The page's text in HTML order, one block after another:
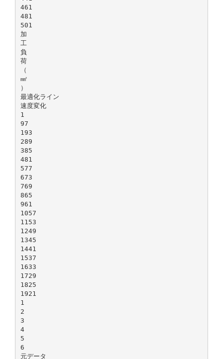
461
481
501
加
工
負
荷
（
㎣
）
最適化ライン
速度変化
1
97
193
289
385
481
577
673
769
865
961
1057
1153
1249
1345
1441
1537
1633
1729
1825
1921
1
2
3
4
5
6
元データ